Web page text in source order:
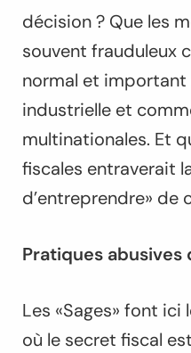
décision ? Que les
souvent frauduleux
normal et
industrielle et
multinationales. Et
fiscales entraverait
d’entreprendre» de
Pratiques abusives
Les «Sages» font ici
où le secret fiscal